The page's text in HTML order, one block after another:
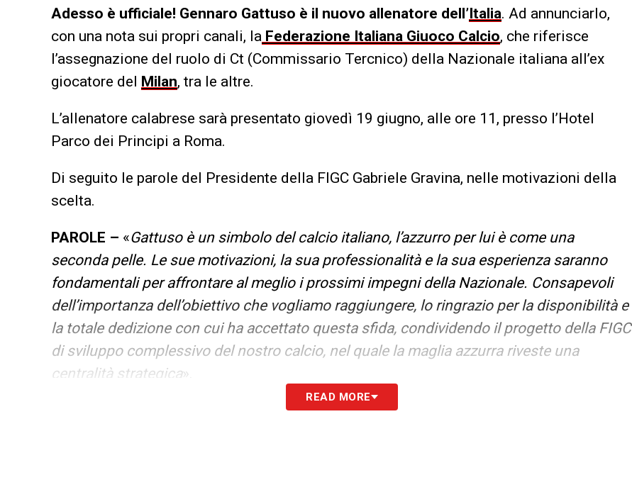
Adesso è ufficiale! Gennaro Gattuso è il nuovo allenatore dell’Italia. Ad annunciarlo,
con una nota sui propri canali, la Federazione Italiana Giuoco Calcio, che riferisce
l’assegnazione del ruolo di Ct (Commissario Tercnico) della Nazionale italiana all’ex
giocatore del Milan, tra le altre.
L’allenatore calabrese sarà presentato giovedì 19 giugno, alle ore 11, presso l’Hotel
Parco dei Principi a Roma.
Di seguito le parole del Presidente della FIGC Gabriele Gravina, nelle motivazioni della
scelta.
PAROLE – «Gattuso è un simbolo del calcio italiano, l’azzurro per lui è come una
seconda pelle. Le sue motivazioni, la sua professionalità e la sua esperienza saranno
fondamentali per affrontare al meglio i prossimi impegni della Nazionale. Consapevoli
dell’importanza dell’obiettivo che vogliamo raggiungere, lo ringrazio per la disponibilità e
la totale dedizione con cui ha accettato questa sfida, condividendo il progetto della FIGC
di sviluppo complessivo del nostro calcio, nel quale la maglia azzurra riveste una
centralità strategica».
READ MORE